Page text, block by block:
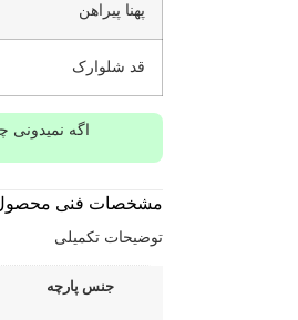
پهنا پیراهن
قد شلوارک
اگه نمیدونی
مشخصات فنی
توضیحات تکمیلی
جنس پارچه